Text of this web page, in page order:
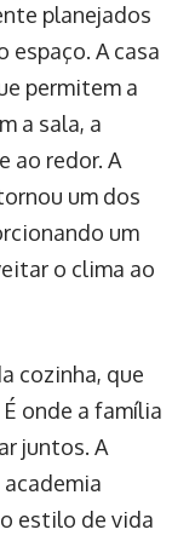
planejados
espaço. A casa
permitem a
a sala, a
ao redor. A
um dos
um
o clima ao
cozinha, que
onde a família
juntos. A
estilo de vida